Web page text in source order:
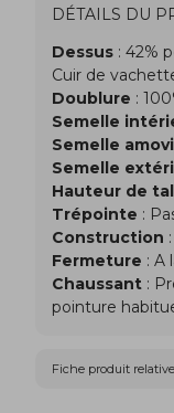
DÉTAILS DU
Dessus : 42%
Cuir de
Doublure :
Semelle
Semelle
Semelle
Hauteur de
Trépointe :
Construction
Fermeture : A
Chaussant :
pointure
Fiche produit